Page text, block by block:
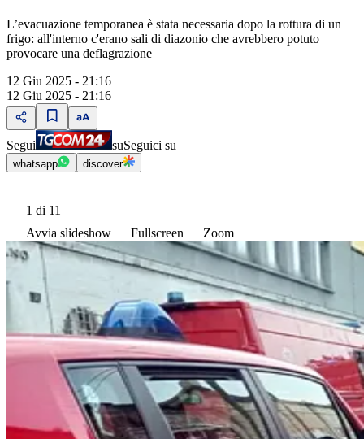
L’evacuazione temporanea è stata necessaria dopo la rottura di un
frigo: all'interno c'erano sali di diazonio che avrebbero potuto
provocare una deflagrazione
12 Giu 2025 - 21:16
12 Giu 2025 - 21:16
Segui suSeguici su
whatsapp discover
1 di 11
Avvia slideshow
Fullscreen Zoom